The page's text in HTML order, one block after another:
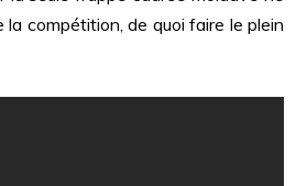
la compétition, de quoi faire le plein